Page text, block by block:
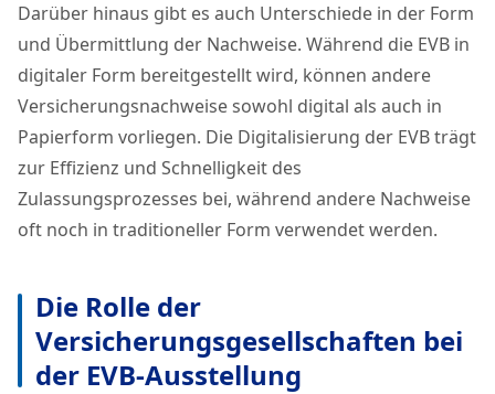
Darüber hinaus gibt es auch Unterschiede in der Form
und Übermittlung der Nachweise. Während die EVB in
digitaler Form bereitgestellt wird, können andere
Versicherungsnachweise sowohl digital als auch in
Papierform vorliegen. Die Digitalisierung der EVB trägt
zur Effizienz und Schnelligkeit des
Zulassungsprozesses bei, während andere Nachweise
oft noch in traditioneller Form verwendet werden.
Die Rolle der
Versicherungsgesellschaften bei
der EVB-Ausstellung